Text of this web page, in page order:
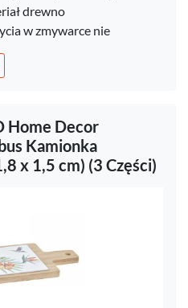
drewno
w zmywarce nie
Home Decor
Kamionka
x 1,5 cm) (3 Części)